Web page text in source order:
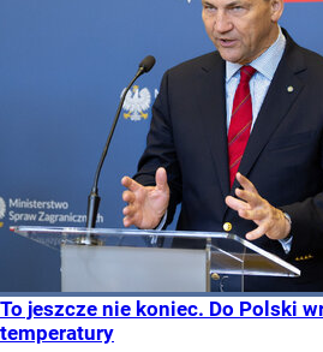
To jeszcze nie koniec. Do Polski
temperatury